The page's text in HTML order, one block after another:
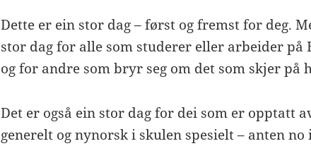
Dette er ein stor dag – først og fremst for deg.
stor dag for alle som studerer eller arbeider på
og for andre som bryr seg om det som skjer på
Det er også ein stor dag for dei som er opptatt
generelt og nynorsk i skulen spesielt – anten